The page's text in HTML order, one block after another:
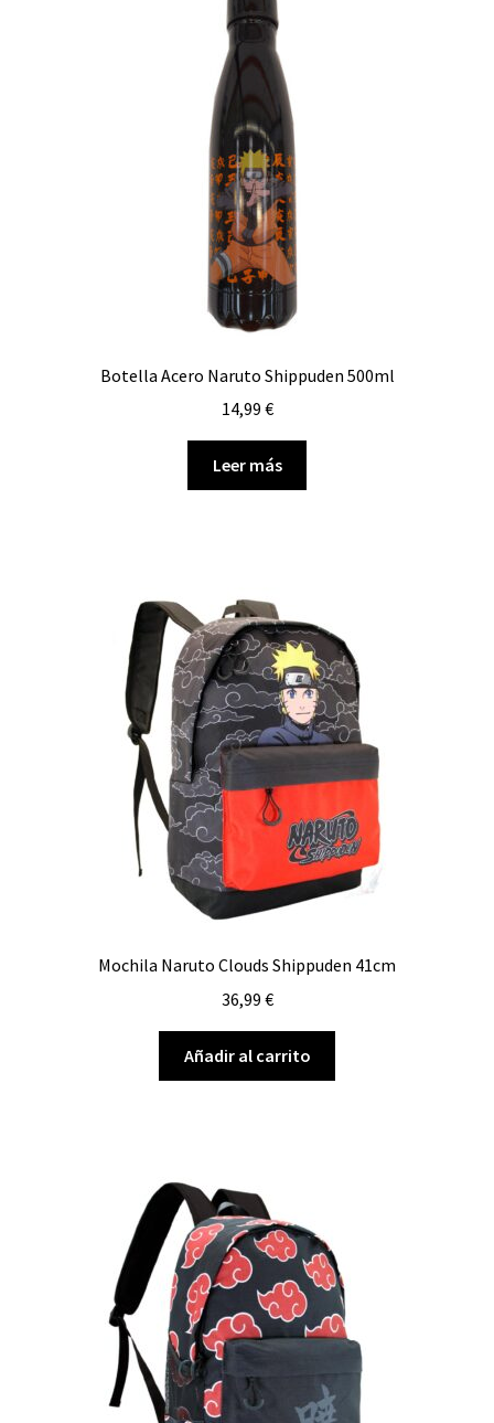
Botella Acero Naruto Shippuden 500ml
14,99 €
Leer más
Mochila Naruto Clouds Shippuden 41cm
36,99 €
Añadir al carrito